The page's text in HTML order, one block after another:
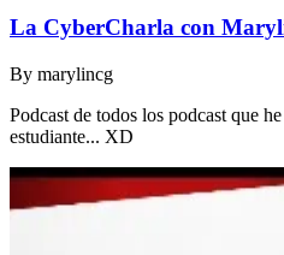
La CyberCharla con
By marylincg
Podcast de todos los podcast que
estudiante... XD